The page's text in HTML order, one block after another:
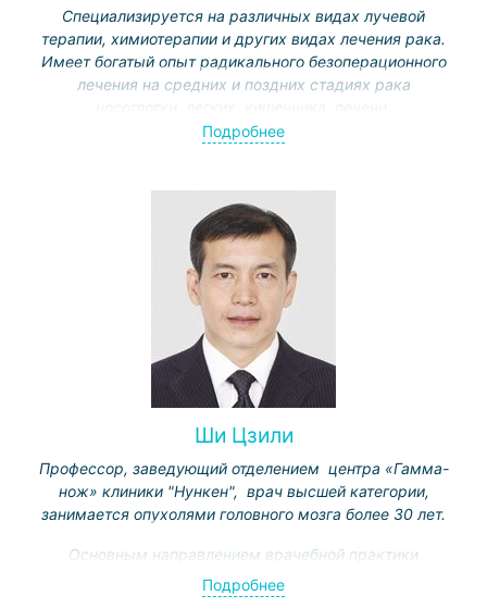
Специализируется на различных видах лучевой
терапии, химиотерапии и других видах лечения рака.
Имеет богатый опыт радикального безоперационного
лечения на средних и поздних стадиях рака
гинекологического рака, метастазов в головной мозг,
Подробнее
Ши Цзили
Профессор, заведующий отделением центра «Гамма-
нож» клиники "Нункен", врач высшей категории,
занимается опухолями головного мозга более 30 лет.
Основным направлением врачебной практики
является радиохирургическое лечение как
доброкачественных опухолей (неврином, менингиом,
Подробнее